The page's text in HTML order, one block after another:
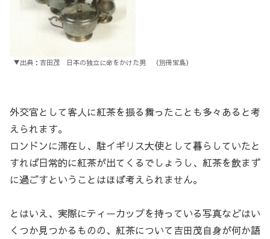
▼出典：吉田茂 日本の独立に命をかけた男 （別冊宝島）
外交官として客人に紅茶を振る舞ったことも多々あると考
えられます。
ロンドンに滞在し、駐イギリス大使として暮らしていたと
すれば日常的に紅茶が出てくるでしょうし、紅茶を飲まず
に過ごすということはほぼ考えられません。
とはいえ、実際にティーカップを持っている写真などはい
くつか見つかるものの、紅茶について吉田茂自身が何か語